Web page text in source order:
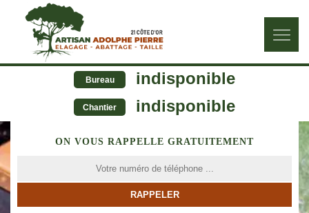
Bureau indisponible
Chantier indisponible
ON VOUS RAPPELLE GRATUITEMENT